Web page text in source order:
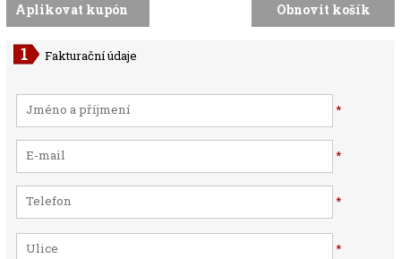
Fakturační údaje
*
*
*
*